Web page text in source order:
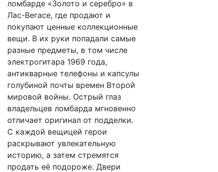
ломбарде «Золото и серебро» в
Лас-Вегасе, где продают и
покупают ценные коллекционные
вещи. В их руки попадали самые
разные предметы, в том числе
электрогитара 1969 года,
антикварные телефоны и капсулы
голубиной почты времен Второй
мировой войны. Острый глаз
владельцев ломбарда мгновенно
отличает оригинал от подделки.
С каждой вещицей герои
раскрывают увлекательную
историю, а затем стремятся
продать её подороже. Двери